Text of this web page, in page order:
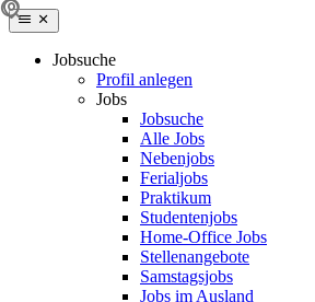
Jobsuche
Profil anlegen
Jobs
Jobsuche
Alle Jobs
Nebenjobs
Ferialjobs
Praktikum
Studentenjobs
Home-Office Jobs
Stellenangebote
Samstagsjobs
Jobs im Ausland